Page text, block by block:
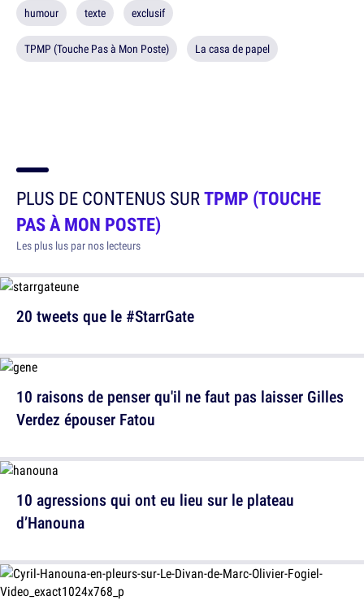
humour texte exclusif
TPMP (Touche Pas à Mon Poste) La casa de papel
PLUS DE CONTENUS SURTPMP (TOUCHE
PAS À MON POSTE)
Les plus lus par nos lecteurs
20 tweets que le #StarrGate
10 agressions qui ont eu lieu sur le plateau
d’Hanouna
10 raisons de penser qu'il ne faut pas laisser Gilles
Verdez épouser Fatou